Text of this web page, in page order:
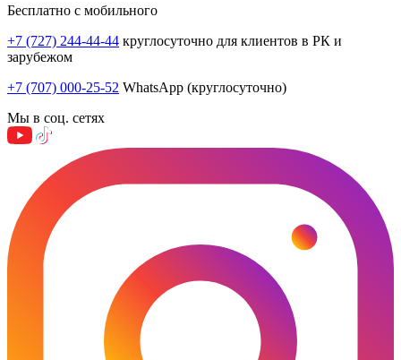
Бесплатно с мобильного
+7 (727) 244-44-44 круглосуточно для клиентов в РК и
зарубежом
+7 (707) 000-25-52 WhatsApp (круглосуточно)
Мы в соц. сетях